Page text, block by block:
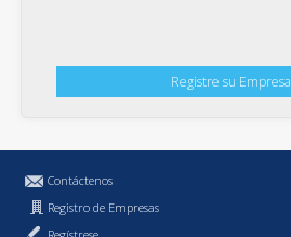
Registre su Empresa
Contáctenos
Registro de Empresas